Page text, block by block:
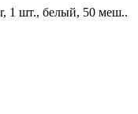
1 шт., белый, 50 меш..